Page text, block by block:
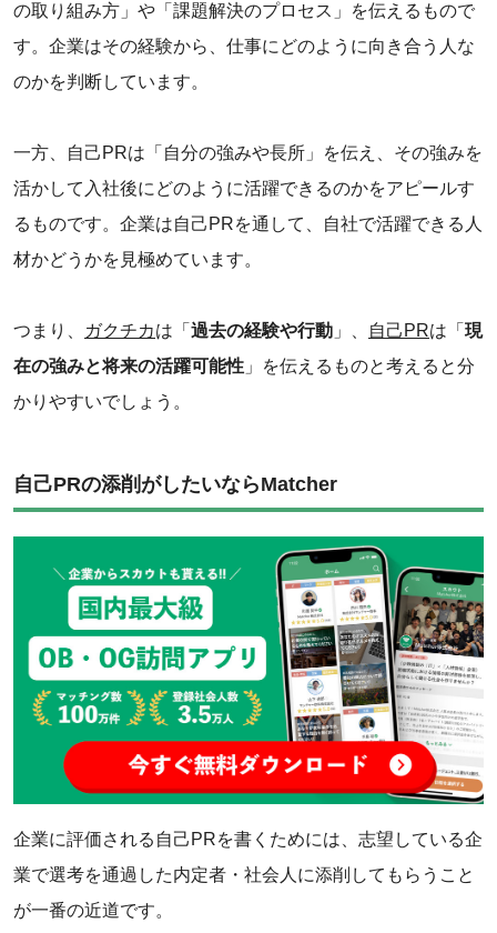
の取り組み方」や「課題解決のプロセス」を伝えるもので
す。企業はその経験から、仕事にどのように向き合う人な
のかを判断しています。
一方、自己PRは「自分の強みや長所」を伝え、その強みを
活かして入社後にどのように活躍できるのかをアピールす
るものです。企業は自己PRを通して、自社で活躍できる人
材かどうかを見極めています。
つまり、 ガクチカは「 過去の経験や行動 」、 自己PRは「 現
在の強みと将来の活躍可能性 」を伝えるものと考えると分
かりやすいでしょう。
自己PRの添削がしたいならMatcher
‌企業に評価される自己PRを書くためには、志望している企
業で選考を通過した内定者・社会人に添削してもらうこと
が一番の近道です。